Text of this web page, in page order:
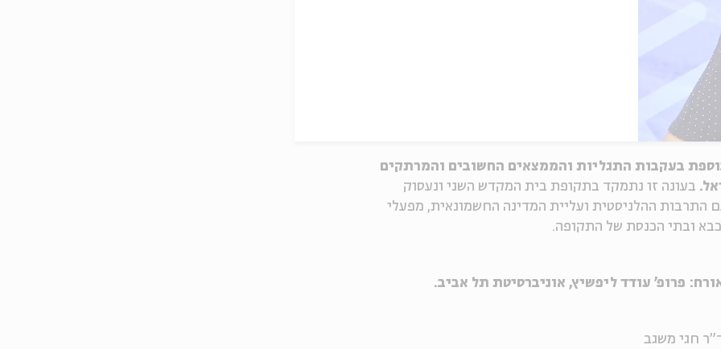
בעקבות התגליות והממצאים החשובים והמרתקים
בעונה זו נתמקד בתקופת בית המקדש השני ונעסוק
התרבות ההלניסטית ועליית המדינה החשמונאית, מפעלי
ובתי הכנסת של התקופה.
פרופ' עודד ליפשיץ, אוניברסיטת תל אביב.
חגי משגב